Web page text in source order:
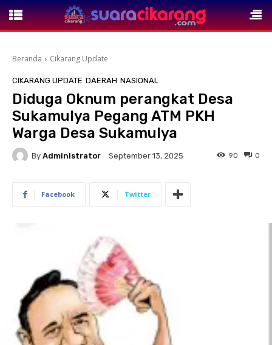
Beranda Cikarang Update
CIKARANG UPDATE DAERAH NASIONAL
Diduga Oknum perangkat Desa
Sukamulya Pegang ATM PKH
Warga Desa Sukamulya
By Administrator September 13, 2025 0
90
Facebook Twitter